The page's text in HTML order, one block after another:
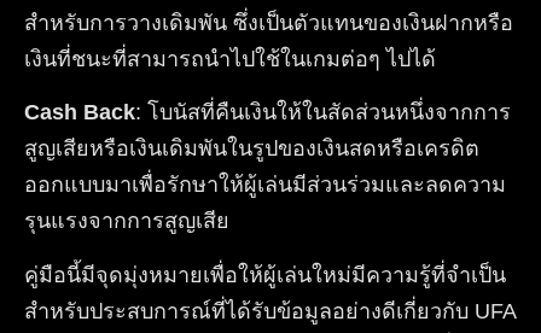
สำหรับการวางเดิมพัน ซึ่งเป็นตัวแทนของเงินฝากหรือ
เงินที่ชนะที่สามารถนำไปใช้ในเกมต่อๆ ไปได้
Cash Back: โบนัสที่คืนเงินให้ในสัดส่วนหนึ่งจากการ
สูญเสียหรือเงินเดิมพันในรูปของเงินสดหรือเครดิต
ออกแบบมาเพื่อรักษาให้ผู้เล่นมีส่วนร่วมและลดความ
รุนแรงจากการสูญเสีย
คู่มือนี้มีจุดมุ่งหมายเพื่อให้ผู้เล่นใหม่มีความรู้ที่จำเป็น
สำหรับประสบการณ์ที่ได้รับข้อมูลอย่างดีเกี่ยวกับ UFA